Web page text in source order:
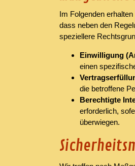
Im Folgenden
dass neben den
speziellere
Einwilligung
einen
die betroffene
Berechtigte
erforderlich,
überwiegen.